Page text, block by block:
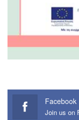
Facebook
Join us on